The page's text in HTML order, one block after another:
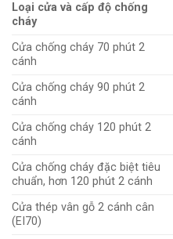
Loại cửa và cấp độ chống
cháy
Cửa chống cháy 70 phút 2
cánh
Cửa chống cháy 90 phút 2
cánh
Cửa chống cháy 120 phút 2
cánh
Cửa chống cháy đặc biệt tiêu
chuẩn, hơn 120 phút 2 cánh
Cửa thép vân gỗ 2 cánh cân
(EI70)